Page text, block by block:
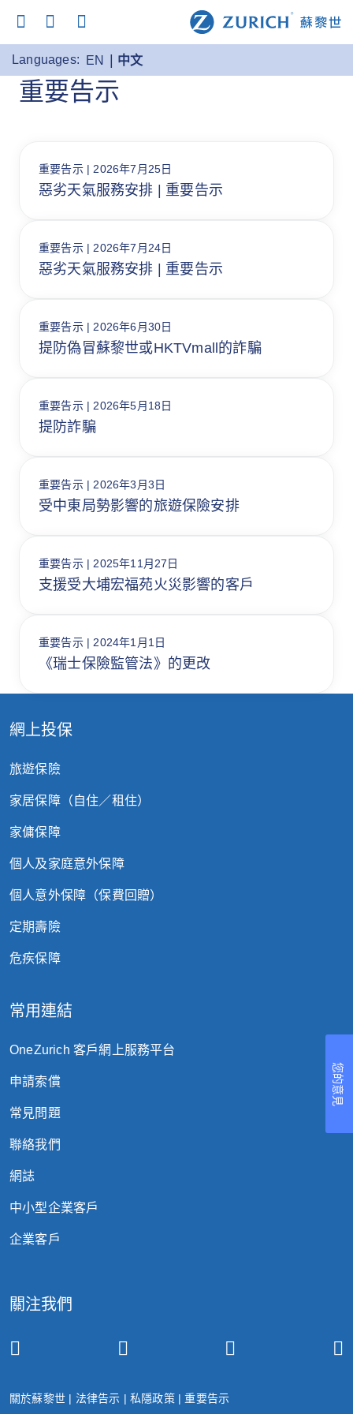
Languages: EN 中文
重要告示
重要告示 | 2026年7月25日
惡劣天氣服務安排 | 重要告示
重要告示 | 2026年7月24日
惡劣天氣服務安排 | 重要告示
重要告示 | 2026年6月30日
提防偽冒蘇黎世或HKTVmall的詐騙
重要告示 | 2026年5月18日
提防詐騙
重要告示 | 2026年3月3日
受中東局勢影響的旅遊保險安排
重要告示 | 2025年11月27日
支援受大埔宏福苑火災影響的客戶
重要告示 | 2024年1月1日
《瑞士保險監管法》的更改
網上投保
旅遊保險
家居保障（自住／租住）
家傭保障
個人及家庭意外保障
個人意外保障（保費回贈）
定期壽險
危疾保障
常用連結
OneZurich 客戶網上服務平台
申請索償
常見問題
聯絡我們
網誌
中小型企業客戶
企業客戶
關注我們
關於蘇黎世 | 法律告示 |私隱政策|重要告示
您的意見